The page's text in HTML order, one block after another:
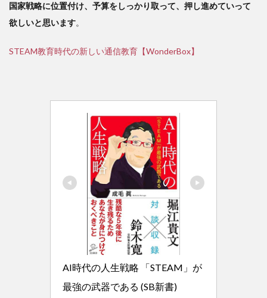
国家戦略に位置付け、予算をしっかり取って、押し進めていって
欲しいと思います。
STEAM教育時代の新しい通信教育【WonderBox】
AI時代の人生戦略 「STEAM」が
最強の武器である (SB新書)